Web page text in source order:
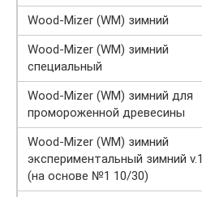
Wood-Mizer (WM) зимний
Wood-Mizer (WM) зимний
специальный
Wood-Mizer (WM) зимний для
промороженной древесины
Wood-Mizer (WM) зимний
экспериментальный зимний v.1
(на основе №1 10/30)